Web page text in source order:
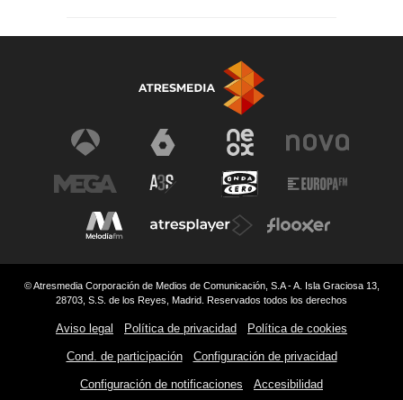
© Atresmedia Corporación de Medios de Comunicación, S.A - A. Isla Graciosa 13,
28703, S.S. de los Reyes, Madrid. Reservados todos los derechos
Aviso legal Política de privacidad Política de cookies
Cond. de participación Configuración de privacidad
Configuración de notificaciones Accesibilidad